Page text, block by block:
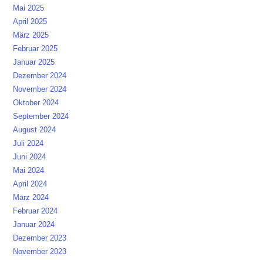
Mai 2025
April 2025
März 2025
Februar 2025
Januar 2025
Dezember 2024
November 2024
Oktober 2024
September 2024
August 2024
Juli 2024
Juni 2024
Mai 2024
April 2024
März 2024
Februar 2024
Januar 2024
Dezember 2023
November 2023